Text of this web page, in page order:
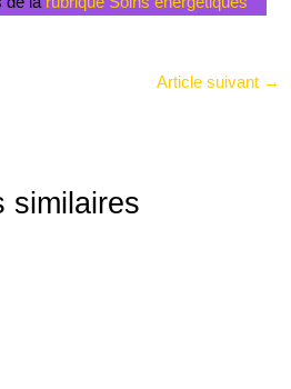
Article suivant →
similaires